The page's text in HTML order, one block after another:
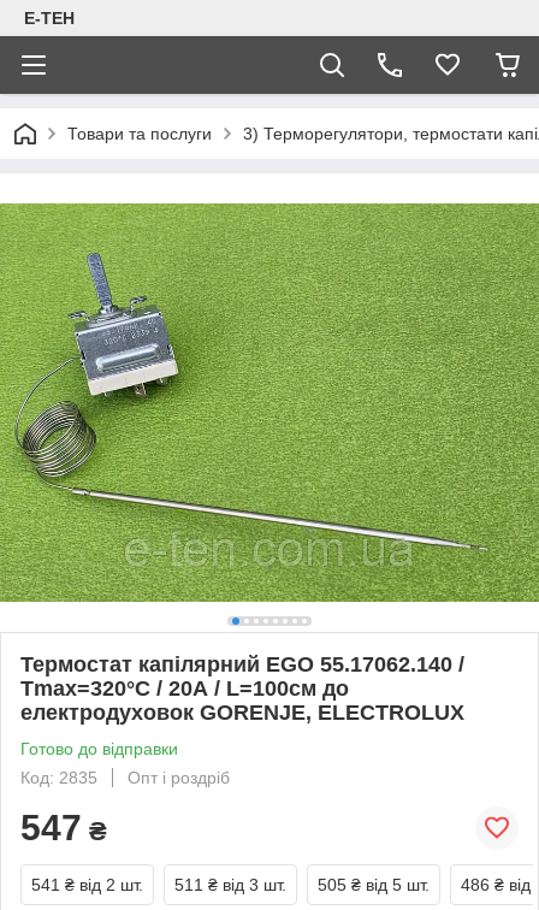
Е-ТЕН
Товари та послуги 3) Терморегулятори, термостати
Термостат капілярний EGO 55.17062.140 /
Tmax=320°C / 20А / L=100см до
електродуховок GORENJE, ELECTROLUX
Готово до відправки
Код: 2835
Опт і роздріб
547 ₴
541 ₴ від 2 шт. 511 ₴ від 3 шт. 505 ₴ від 5 шт. 486 ₴ від